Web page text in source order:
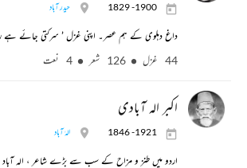
1829 -1900 حیدر آباد
داغ دہلوی کے ہم عصر۔ اپنی غزل ’ سرکتی جائے ہے
44 غزل
126 شعر 4 نعت
اکبر الہ آبادی
1846 -1921 الہٰ آباد
اردو میں طنز و مزاح کے سب سے بڑے شاعر ، الہ آباد